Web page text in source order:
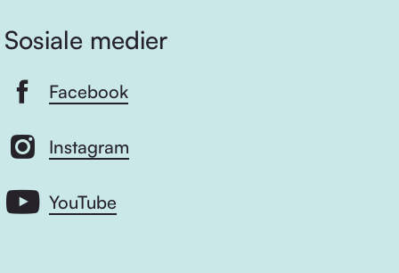
Sosiale medier
Facebook
Instagram
YouTube